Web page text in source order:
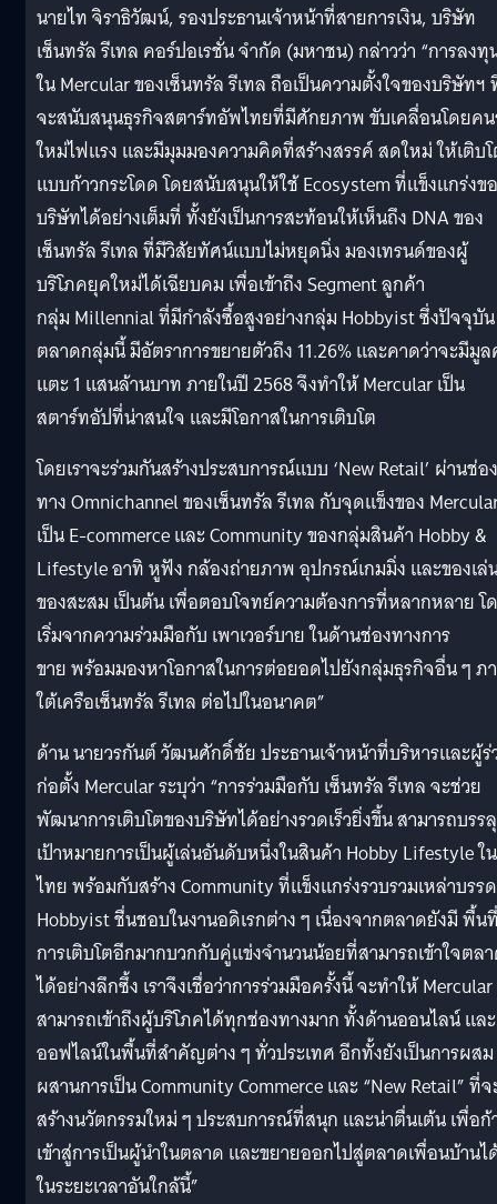
นายไท จิราธิวัฒน์, รองประธานเจ้าหน้าที่สายการเงิน, บริษัท
เซ็นทรัล รีเทล คอร์ปอเรชั่น จำกัด (มหาชน) กล่าวว่า “การลงทุ
ใน Mercular ของเซ็นทรัล รีเทล ถือเป็นความตั้งใจของบริษัทฯ
จะสนับสนุนธุรกิจสตาร์ทอัพไทยที่มีศักยภาพ ขับเคลื่อนโดยค
ใหม่ไฟแรง และมีมุมมองความคิดที่สร้างสรรค์ สดใหม่ ให้เติบ
แบบก้าวกระโดด โดยสนับสนุนให้ใช้ Ecosystem ที่แข็งแกร่งข
บริษัทได้อย่างเต็มที่ ทั้งยังเป็นการสะท้อนให้เห็นถึง DNA ของ
เซ็นทรัล รีเทล ที่มีวิสัยทัศน์แบบไม่หยุดนิ่ง มองเทรนด์ของผู้
บริโภคยุคใหม่ได้เฉียบคม เพื่อเข้าถึง Segment ลูกค้า
กลุ่ม Millennial ที่มีกำลังซื้อสูงอย่างกลุ่ม Hobbyist ซึ่งปัจจุบัน
ตลาดกลุ่มนี้ มีอัตราการขยายตัวถึง 11.26% และคาดว่าจะมีมู
แตะ 1 แสนล้านบาท ภายในปี 2568 จึงทำให้ Mercular เป็น
สตาร์ทอัปที่น่าสนใจ และมีโอกาสในการเติบโต
โดยเราจะร่วมกันสร้างประสบการณ์แบบ ‘New Retail’ ผ่านช่อง
ทาง Omnichannel ของเซ็นทรัล รีเทล กับจุดแข็งของ
เป็น E-commerce และ Community ของกลุ่มสินค้า Hobby &
Lifestyle อาทิ หูฟัง กล้องถ่ายภาพ อุปกรณ์เกมมิ่ง และของเล่
ของสะสม เป็นต้น เพื่อตอบโจทย์ความต้องการที่หลากหลาย โ
เริ่มจากความร่วมมือกับ เพาเวอร์บาย ในด้านช่องทางการ
ขาย พร้อมมองหาโอกาสในการต่อยอดไปยังกลุ่มธุรกิจอื่น ๆ ภ
ใต้เครือเซ็นทรัล รีเทล ต่อไปในอนาคต”
ด้าน นายวรกันต์ วัฒนศักดิ์ชัย ประธานเจ้าหน้าที่บริหารและผู้ร่
ก่อตั้ง Mercular ระบุว่า “การร่วมมือกับ เซ็นทรัล รีเทล จะช่วย
พัฒนาการเติบโตของบริษัทได้อย่างรวดเร็วยิ่งขึ้น สามารถบรรลุ
เป้าหมายการเป็นผู้เล่นอันดับหนึ่งในสินค้า Hobby Lifestyle ใน
ไทย พร้อมกับสร้าง Community ที่แข็งแกร่งรวบรวมเหล่าบรร
Hobbyist ชื่นชอบในงานอดิเรกต่าง ๆ เนื่องจากตลาดยังมี พื้น
การเติบโตอีกมากบวกกับคู่แข่งจำนวนน้อยที่สามารถเข้าใจตล
ได้อย่างลึกซึ้ง เราจึงเชื่อว่าการร่วมมือครั้งนี้ จะทำให้ Mercular
สามารถเข้าถึงผู้บริโภคได้ทุกช่องทางมาก ทั้งด้านออนไลน์ และ
ออฟไลน์ในพื้นที่สำคัญต่าง ๆ ทั่วประเทศ อีกทั้งยังเป็นการผสม
ผสานการเป็น Community Commerce และ “New Retail” ที่
สร้างนวัตกรรมใหม่ ๆ ประสบการณ์ที่สนุก และน่าตื่นเต้น เพื่อก้
เข้าสู่การเป็นผู้นำในตลาด และขยายออกไปสู่ตลาดเพื่อนบ้านไ
ในระยะเวลาอันใกล้นี้”